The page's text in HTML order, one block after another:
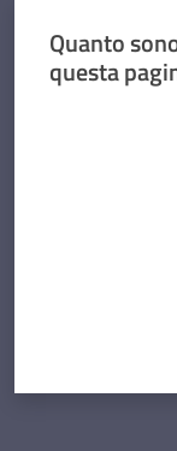
Quanto
questa